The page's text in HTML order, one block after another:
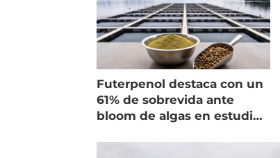
Futerpenol destaca con un
61% de sobrevida ante
bloom de algas en estudio